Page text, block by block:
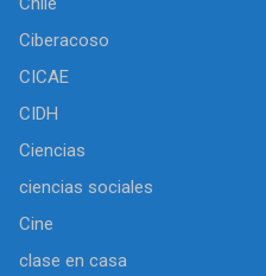
Ciberacoso
CICAE
CIDH
Ciencias
ciencias sociales
Cine
clase en casa